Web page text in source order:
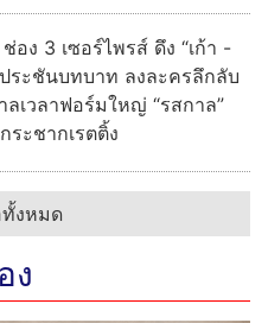
อง 3 เซอร์ไพรส์ ดึง “เก้า -
ระชันบทบาท ลงละครลึกลับ
ลเวลาฟอร์มใหญ่ “รสกาล”
ระชากเรตติ้ง
งหมด
ง